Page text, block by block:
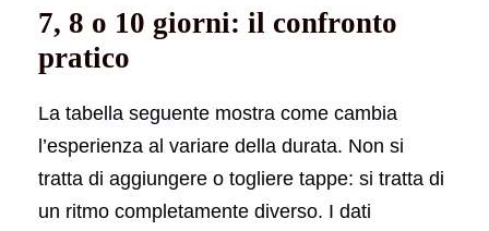
7, 8 o 10 giorni: il confronto
pratico
La tabella seguente mostra come cambia
l’esperienza al variare della durata. Non si
tratta di aggiungere o togliere tappe: si tratta di
un ritmo completamente diverso. I dati